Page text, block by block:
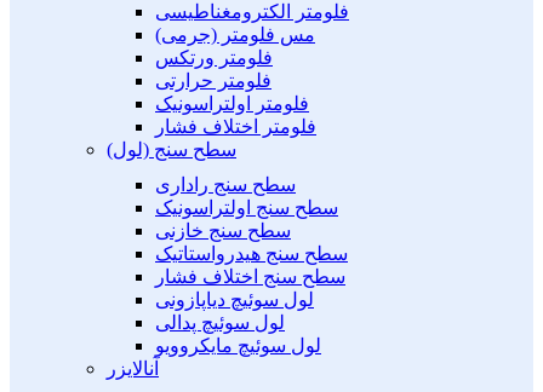
فلومتر الکترومغناطیسی
مس فلومتر (جرمی)
فلومتر ورتکس
فلومتر حرارتی
فلومتر اولتراسونیک
فلومتر اختلاف فشار
سطح سنج (لول)
سطح سنج راداری
سطح سنج اولتراسونیک
سطح سنج خازنی
سطح سنج هیدرواستاتیک
سطح سنج اختلاف فشار
لول سوئیچ دیاپازونی
لول سوئیچ پدالی
لول سوئیچ مایکروویو
آنالایزر